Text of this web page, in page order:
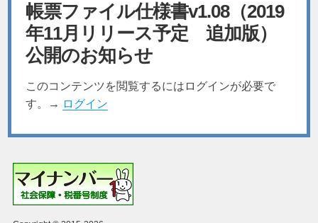
帳票ファイル仕様書v1.08（2019
年11月リリース予定 追加版）
公開のお知らせ
このコンテンツを閲覧するにはログインが必要で
す。→ ログイン